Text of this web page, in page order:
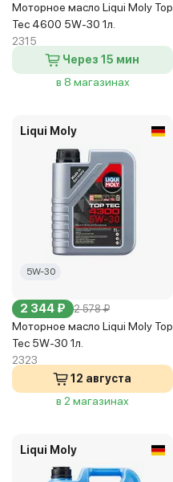
Моторное масло Liqui Moly Top
Tec 4600 5W-30 1л.
2315
Через 15 мин
в 8 магазинах
Liqui Moly
5W-30
2 344 ₽ 2 578 ₽
Моторное масло Liqui Moly Top
Tec 5W-30 1л.
2323
12 августа
в 2 магазинах
Liqui Moly